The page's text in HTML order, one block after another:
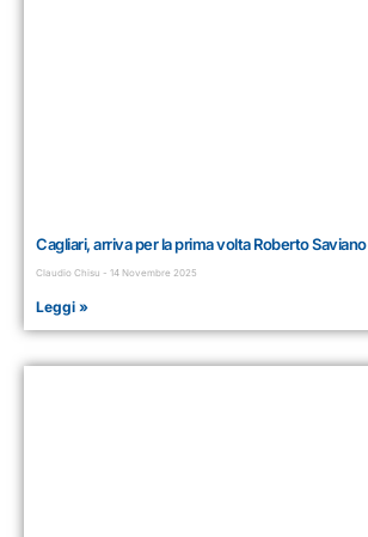
Cagliari, arriva per la prima volta Roberto Saviano
Claudio Chisu 14 Novembre 2025
Leggi »